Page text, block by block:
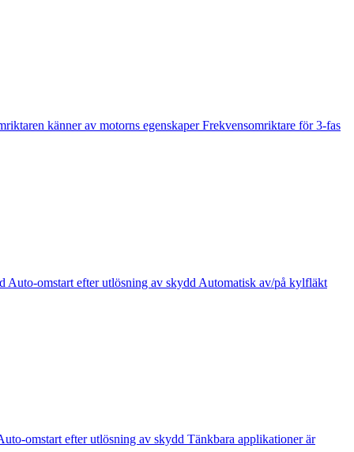
känner av motorns egenskaper Frekvensomriktare för 3-fas
omstart efter utlösning av skydd Automatisk av/på kylfläkt
omstart efter utlösning av skydd Tänkbara applikationer är